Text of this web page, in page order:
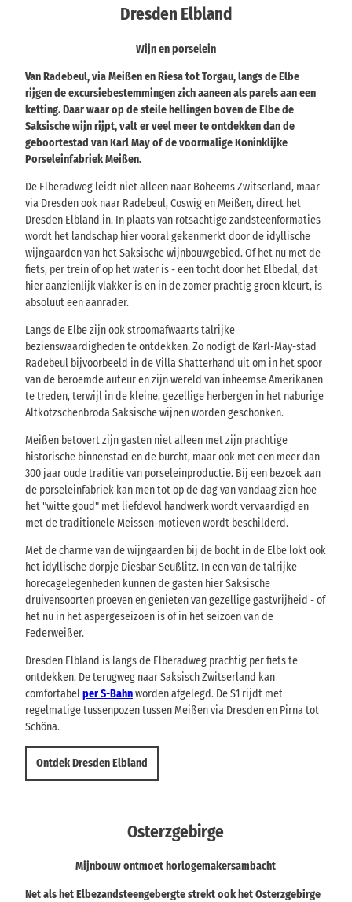
Dresden Elbland
Wijn en porselein
Van Radebeul, via Meißen en Riesa tot Torgau, langs de Elbe
rijgen de excursiebestemmingen zich aaneen als parels aan een
ketting. Daar waar op de steile hellingen boven de Elbe de
Saksische wijn rijpt, valt er veel meer te ontdekken dan de
geboortestad van Karl May of de voormalige Koninklijke
Porseleinfabriek Meißen.
De Elberadweg leidt niet alleen naar Boheems Zwitserland, maar
via Dresden ook naar Radebeul, Coswig en Meißen, direct het
Dresden Elbland in. In plaats van rotsachtige zandsteenformaties
wordt het landschap hier vooral gekenmerkt door de idyllische
wijngaarden van het Saksische wijnbouwgebied. Of het nu met de
fiets, per trein of op het water is - een tocht door het Elbedal, dat
hier aanzienlijk vlakker is en in de zomer prachtig groen kleurt, is
absoluut een aanrader.
Langs de Elbe zijn ook stroomafwaarts talrijke
bezienswaardigheden te ontdekken. Zo nodigt de Karl-May-stad
Radebeul bijvoorbeeld in de Villa Shatterhand uit om in het spoor
van de beroemde auteur en zijn wereld van inheemse Amerikanen
te treden, terwijl in de kleine, gezellige herbergen in het naburige
Altkötzschenbroda Saksische wijnen worden geschonken.
Meißen betovert zijn gasten niet alleen met zijn prachtige
historische binnenstad en de burcht, maar ook met een meer dan
300 jaar oude traditie van porseleinproductie. Bij een bezoek aan
de porseleinfabriek kan men tot op de dag van vandaag zien hoe
het "witte goud" met liefdevol handwerk wordt vervaardigd en
met de traditionele Meissen-motieven wordt beschilderd.
Met de charme van de wijngaarden bij de bocht in de Elbe lokt ook
het idyllische dorpje Diesbar-Seußlitz. In een van de talrijke
horecagelegenheden kunnen de gasten hier Saksische
druivensoorten proeven en genieten van gezellige gastvrijheid - of
het nu in het aspergeseizoen is of in het seizoen van de
Federweißer.
Dresden Elbland is langs de Elberadweg prachtig per fiets te
ontdekken. De terugweg naar Saksisch Zwitserland kan
comfortabelper S-Bahnworden afgelegd. De S1 rijdt met
regelmatige tussenpozen tussen Meißen via Dresden en Pirna tot
Schöna.
Ontdek Dresden Elbland
Osterzgebirge
Mijnbouw ontmoet horlogemakersambacht
Net als het Elbezandsteengebergte strekt ook het Osterzgebirge